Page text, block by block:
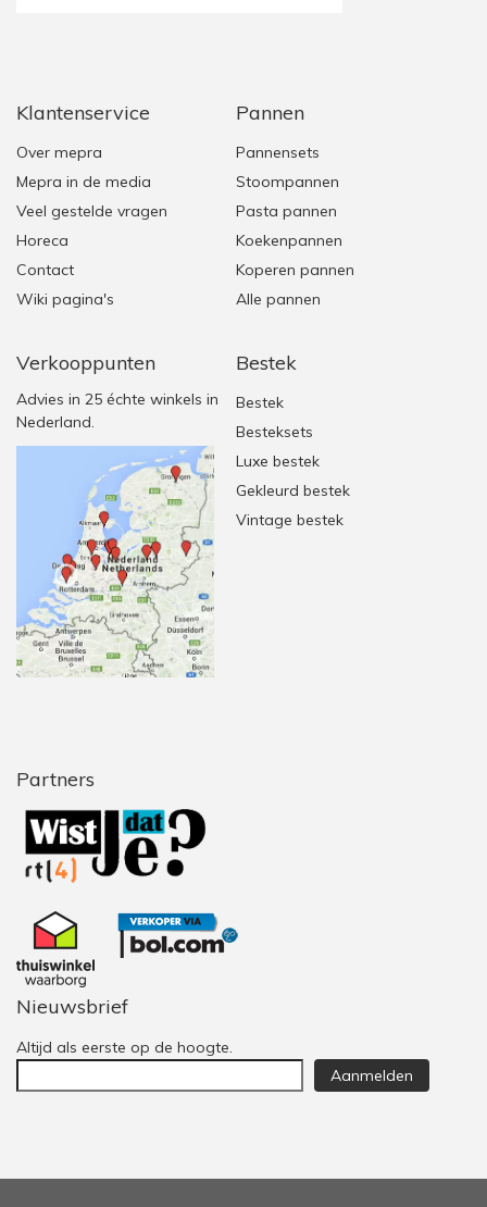
Klantenservice
Over mepra
Mepra in de media
Veel gestelde vragen
Horeca
Contact
Wiki pagina's
Verkooppunten
Advies in 25 échte winkels in
Nederland.
Pannen
Pannensets
Stoompannen
Pasta pannen
Koekenpannen
Koperen pannen
Alle pannen
Bestek
Bestek
Besteksets
Luxe bestek
Gekleurd bestek
Vintage bestek
Partners
Nieuwsbrief
Altijd als eerste op de hoogte.
Aanmelden